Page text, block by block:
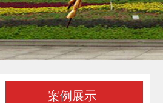
案例展示